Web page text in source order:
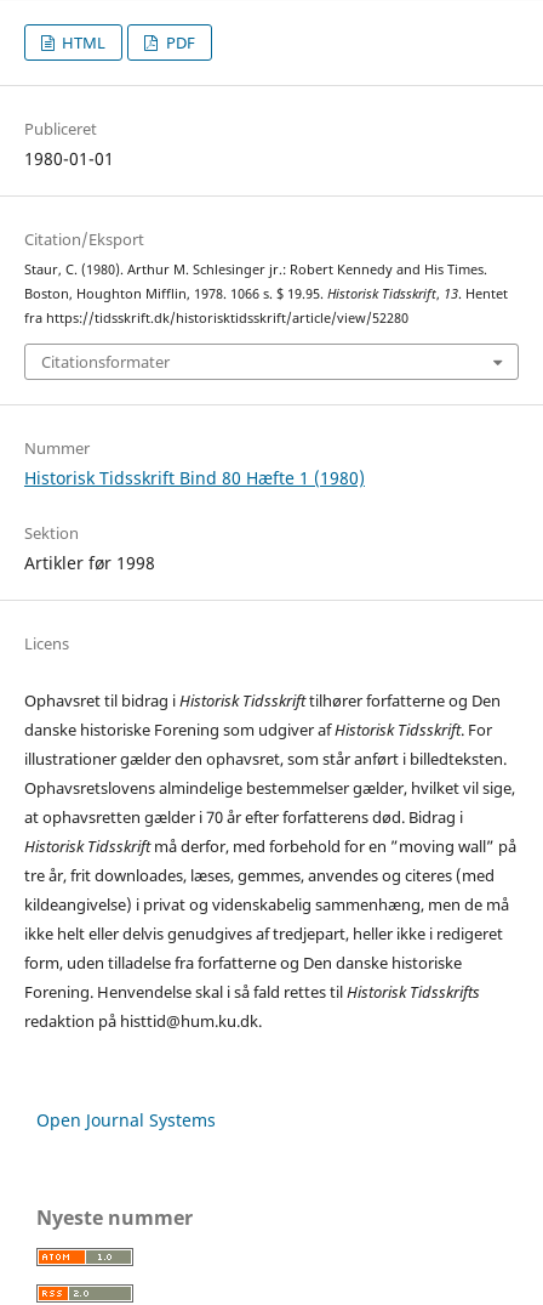
HTML PDF
Publiceret
1980-01-01
Citation/Eksport
Staur, C. (1980). Arthur M. Schlesinger jr.: Robert Kennedy and His Times.
Boston, Houghton Mifflin, 1978. 1066 s. $ 19.95. Historisk Tidsskrift, 13. Hentet
fra https://tidsskrift.dk/historisktidsskrift/article/view/52280
Citationsformater
Nummer
Historisk Tidsskrift Bind 80 Hæfte 1 (1980)
Sektion
Artikler før 1998
Licens
Ophavsret til bidrag iHistorisk Tidsskrifttilhører forfatterne og Den
danske historiske Forening som udgiver afHistorisk Tidsskrift. For
illustrationer gælder den ophavsret, som står anført i billedteksten.
Ophavsretslovens almindelige bestemmelser gælder, hvilket vil sige,
at ophavsretten gælder i 70 år efter forfatterens død. Bidrag i
Historisk Tidsskriftmå derfor, med forbehold for en ”moving wall” på
tre år, frit downloades, læses, gemmes, anvendes og citeres (med
kildeangivelse) i privat og videnskabelig sammenhæng, men de må
ikke helt eller delvis genudgives af tredjepart, heller ikke i redigeret
form, uden tilladelse fra forfatterne og Den danske historiske
Forening. Henvendelse skal i så fald rettes tilHistorisk Tidsskrifts
redaktion på histtid@hum.ku.dk.
Open Journal Systems
Nyeste nummer